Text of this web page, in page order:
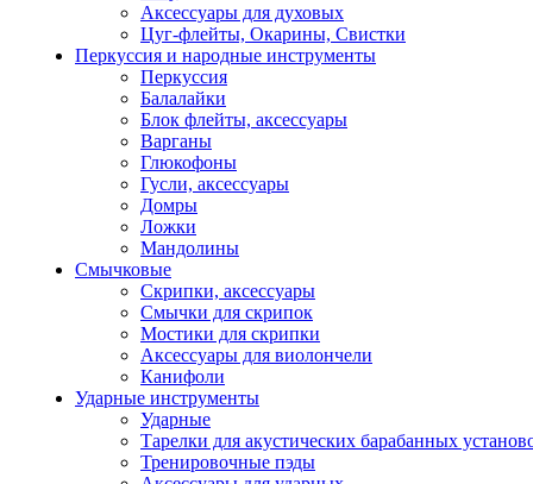
Аксессуары для духовых
Цуг-флейты, Окарины, Свистки
Перкуссия и народные инструменты
Перкуссия
Балалайки
Блок флейты, аксессуары
Варганы
Глюкофоны
Гусли, аксессуары
Домры
Ложки
Мандолины
Смычковые
Скрипки, аксессуары
Смычки для скрипок
Мостики для скрипки
Аксессуары для виолончели
Канифоли
Ударные инструменты
Ударные
Тарелки для акустических барабанных
Тренировочные пэды